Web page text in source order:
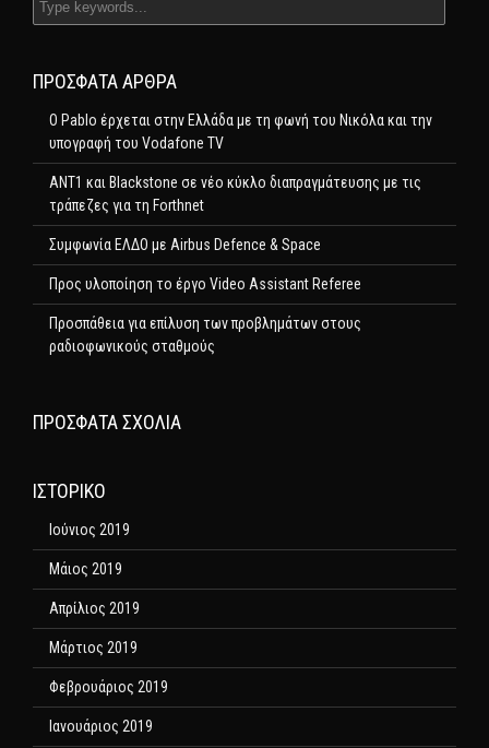
ΠΡΌΣΦΑΤΑ ΆΡΘΡΑ
Ο Pablo έρχεται στην Ελλάδα με τη φωνή του Νικόλα και την
υπογραφή του Vodafone TV
ΑΝΤ1 και Blackstone σε νέο κύκλο διαπραγμάτευσης με τις
τράπεζες για τη Forthnet
Συμφωνία ΕΛΔΟ με Airbus Defence & Space
Προς υλοποίηση το έργο Video Assistant Referee
Προσπάθεια για επίλυση των προβλημάτων στους
ραδιοφωνικούς σταθμούς
ΠΡΌΣΦΑΤΑ ΣΧΌΛΙΑ
ΙΣΤΟΡΙΚΌ
Ιούνιος 2019
Μάιος 2019
Απρίλιος 2019
Μάρτιος 2019
Φεβρουάριος 2019
Ιανουάριος 2019